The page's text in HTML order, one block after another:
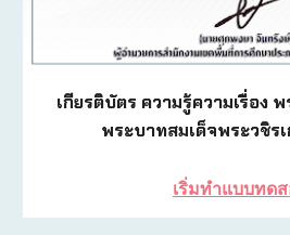
เกียรติบัตร ความรู้ความเรื่อง
พระบาทสมเด็จพระวชิร
เริ่มทำแบบทด